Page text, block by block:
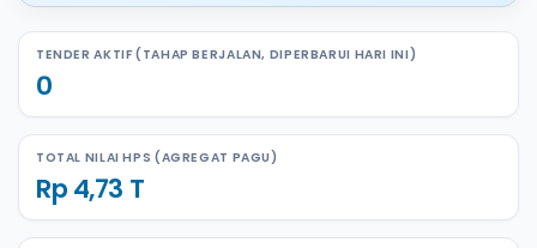
TENDER AKTIF (TAHAP BERJALAN, DIPERBARUI HARI INI)
0
TOTAL NILAI HPS (AGREGAT PAGU)
Rp 4,73 T